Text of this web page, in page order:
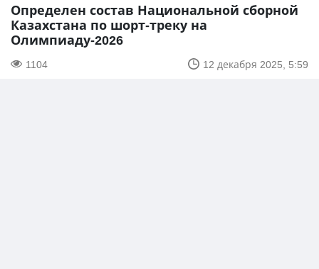
Определен состав Национальной сборной
Казахстана по шорт-треку на
Олимпиаду-2026
1104 12 декабря 2025, 5:59